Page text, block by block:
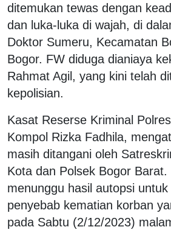
ditemukan tewas dengan
dan luka-luka di wajah, di
Doktor Sumeru, Kecamatan
Bogor. FW diduga dianiaya
Rahmat Agil, yang kini telah
kepolisian.
Kasat Reserse Kriminal
Kompol Rizka Fadhila,
masih ditangani oleh
Kota dan Polsek Bogor Barat.
menunggu hasil autopsi
penyebab kematian korban
pada Sabtu (2/12/2023)